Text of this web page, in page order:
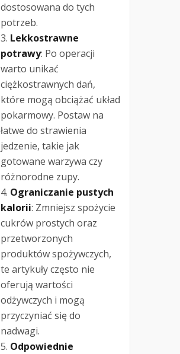
dostosowana do tych
potrzeb.
Lekkostrawne
potrawy: Po operacji
warto unikać
ciężkostrawnych dań,
które mogą obciążać układ
pokarmowy. Postaw na
łatwe do strawienia
jedzenie, takie jak
gotowane warzywa czy
różnorodne zupy.
Ograniczanie pustych
kalorii: Zmniejsz spożycie
cukrów prostych oraz
przetworzonych
produktów spożywczych,
te artykuły często nie
oferują wartości
odżywczych i mogą
przyczyniać się do
nadwagi.
Odpowiednie